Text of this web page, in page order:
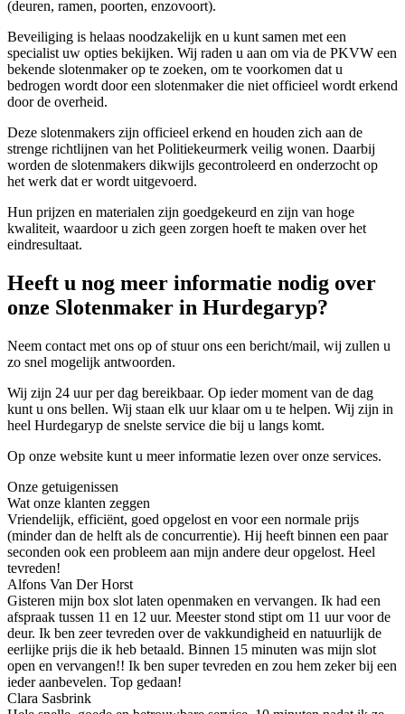
(deuren, ramen, poorten, enzovoort).
Beveiliging is helaas noodzakelijk en u kunt samen met een
specialist uw opties bekijken. Wij raden u aan om via de PKVW een
bekende slotenmaker op te zoeken, om te voorkomen dat u
bedrogen wordt door een slotenmaker die niet officieel wordt erkend
door de overheid.
Deze slotenmakers zijn officieel erkend en houden zich aan de
strenge richtlijnen van het Politiekeurmerk veilig wonen. Daarbij
worden de slotenmakers dikwijls gecontroleerd en onderzocht op
het werk dat er wordt uitgevoerd.
Hun prijzen en materialen zijn goedgekeurd en zijn van hoge
kwaliteit, waardoor u zich geen zorgen hoeft te maken over het
eindresultaat.
Heeft u nog meer informatie nodig over
onze Slotenmaker in Hurdegaryp?
Neem contact met ons op of stuur ons een bericht/mail, wij zullen u
zo snel mogelijk antwoorden.
Wij zijn 24 uur per dag bereikbaar. Op ieder moment van de dag
kunt u ons bellen. Wij staan elk uur klaar om u te helpen. Wij zijn in
heel Hurdegaryp de snelste service die bij u langs komt.
Op onze website kunt u meer informatie lezen over onze services.
Onze getuigenissen
Wat onze klanten zeggen
Vriendelijk, efficiënt, goed opgelost en voor een normale prijs
(minder dan de helft als de concurrentie). Hij heeft binnen een paar
seconden ook een probleem aan mijn andere deur opgelost. Heel
tevreden!
Alfons Van Der Horst
Gisteren mijn box slot laten openmaken en vervangen. Ik had een
afspraak tussen 11 en 12 uur. Meester stond stipt om 11 uur voor de
deur. Ik ben zeer tevreden over de vakkundigheid en natuurlijk de
eerlijke prijs die ik heb betaald. Binnen 15 minuten was mijn slot
open en vervangen!! Ik ben super tevreden en zou hem zeker bij een
ieder aanbevelen. Top gedaan!
Clara Sasbrink